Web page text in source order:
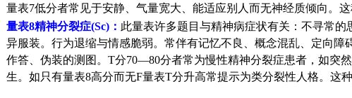
量表7低分者常见于安静、气量宽大、能适应别人而无神经质倾向。
量表8精神分裂症(Sc)： 此量表许多题目与精神病症状有关：不寻常
异服装。行为退缩与情感脆弱。常伴有记忆不良、概念混乱、定向
作答、伪装的测图。T分70—80分者常为慢性精神分裂症患者，如突
生。如只有量表8高分而无F量表T分升高常提示为类分裂性人格。这